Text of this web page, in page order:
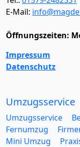
E-Mail:
Öffnungszeiten:
Impressum
Datenschutz
Umzugsservice
Umzugsservice
Fernumzug
Mini Umzug